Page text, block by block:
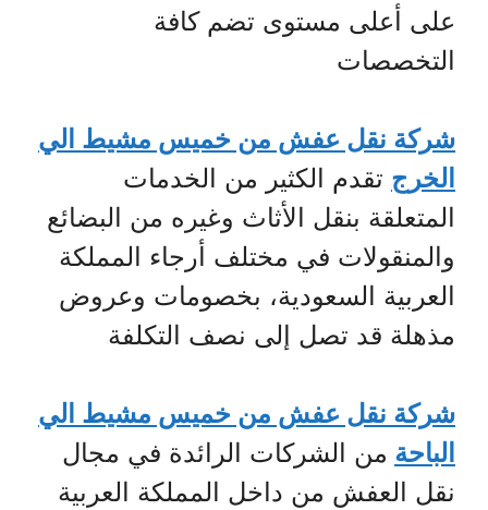
على أعلى مستوى تضم كافة
التخصصات
شركة نقل عفش من خميس مشيط الي
الخرج تقدم الكثير من الخدمات
المتعلقة بنقل الأثاث وغيره من البضائع
والمنقولات في مختلف أرجاء المملكة
العربية السعودية، بخصومات وعروض
مذهلة قد تصل إلى نصف التكلفة
شركة نقل عفش من خميس مشيط الي
الباحة من الشركات الرائدة في مجال
نقل العفش من داخل المملكة العربية